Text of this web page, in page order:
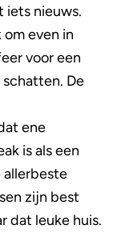
iets nieuws.
even in
voor een
De
ene
is als een
allerbeste
zijn best
dat leuke huis.